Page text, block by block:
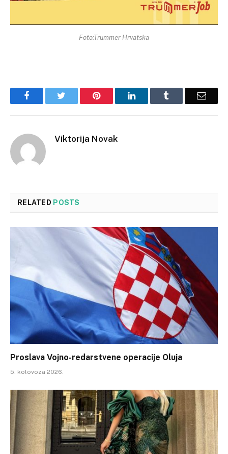
Foto:Trummer Hrvatska
Facebook Pinterest LinkedIn Email
Viktorija Novak
RELATED POSTS
Proslava Vojno-redarstvene operacije Oluja
5. kolovoza 2026.